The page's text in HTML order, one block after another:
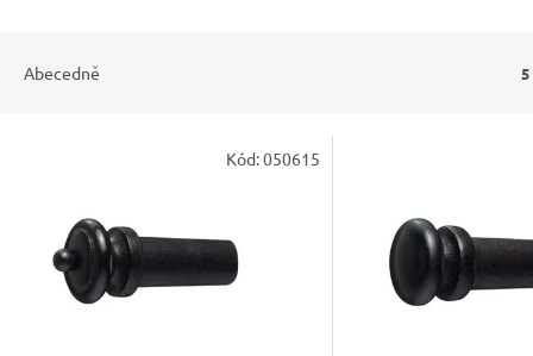
Abecedně 5
Kód:050615